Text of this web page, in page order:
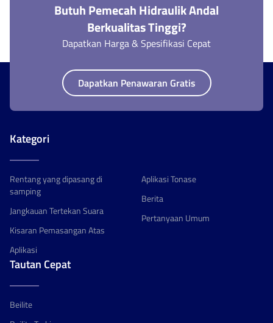
Butuh Pemecah Hidraulik Andal
Berkualitas Tinggi?
Dapatkan Harga & Spesifikasi Cepat
Dapatkan Penawaran Gratis
Kategori
Rentang yang dipasang di
samping
Jangkauan Tertekan Suara
Kisaran Pemasangan Atas
Aplikasi
Aplikasi Tonase
Berita
Pertanyaan Umum
Tautan Cepat
Beilite